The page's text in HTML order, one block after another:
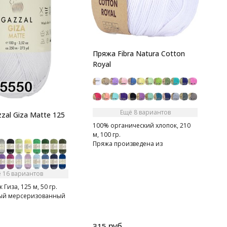
Giza Matte 125
16 вариантов
Гиза, 125 м, 50 гр.
мерсеризованный
Пряжа Fibra Natura Cotton
Royal
Ещё 8 вариантов
100% органический хлопок, 210
м, 100 гр.
Пряжа произведена из